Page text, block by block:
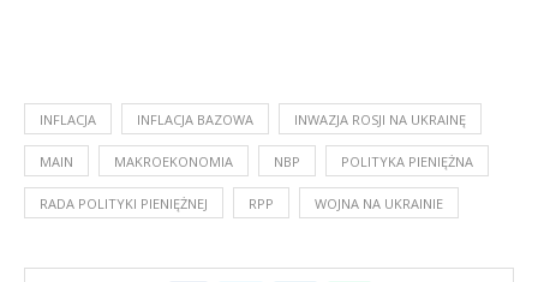
INFLACJA INFLACJA BAZOWA INWAZJA ROSJI NA UKRAINĘ
MAIN MAKROEKONOMIA NBP POLITYKA PIENIĘŻNA
RADA POLITYKI PIENIĘŻNEJ RPP WOJNA NA UKRAINIE